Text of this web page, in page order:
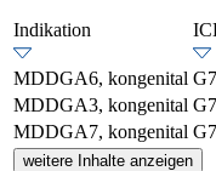
Indikation
MDDGA6, kongenital
MDDGA3, kongenital
MDDGA7, kongenital
weitere Inhalte anzeigen